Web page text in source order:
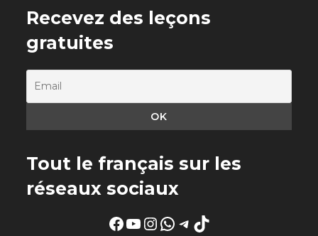
Recevez des leçons
gratuites
Tout le français sur les
réseaux sociaux
Facebook
YouTube
Instagram
WhatsApp
Telegram
TikTok